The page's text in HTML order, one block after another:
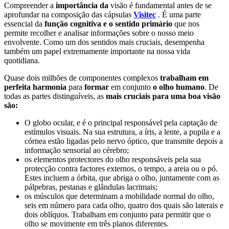
Compreender a importância da visão é fundamental antes de se
aprofundar na composição das cápsulas Visitec . É uma parte
essencial da função cognitiva e o sentido primário que nos
permite recolher e analisar informações sobre o nosso meio
envolvente. Como um dos sentidos mais cruciais, desempenha
também um papel extremamente importante na nossa vida
quotidiana.
Quase dois milhões de componentes complexos trabalham em
perfeita harmonia para formar em conjunto o olho humano. De
todas as partes distinguíveis, as mais cruciais para uma boa visão
são:
O globo ocular, e é o principal responsável pela captação de
estímulos visuais. Na sua estrutura, a íris, a lente, a pupila e a
córnea estão ligadas pelo nervo óptico, que transmite depois a
informação sensorial ao cérebro;
os elementos protectores do olho responsáveis pela sua
protecção contra factores externos, o tempo, a areia ou o pó.
Estes incluem a órbita, que abriga o olho, juntamente com as
pálpebras, pestanas e glândulas lacrimais;
os músculos que determinam a mobilidade normal do olho,
seis em número para cada olho, quatro dos quais são laterais e
dois oblíquos. Trabalham em conjunto para permitir que o
olho se movimente em três planos diferentes.